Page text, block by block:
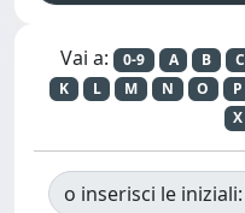
Vai a: 0-9 A B C
K
L M N O P
X
o inserisci le iniziali: